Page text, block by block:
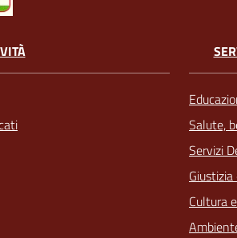
Salute,
Servizi
Cultura